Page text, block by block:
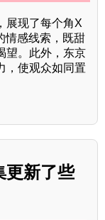
展现了每个角X
情感线索，既甜
望。此外，东京
，使观众如同置
更新了些